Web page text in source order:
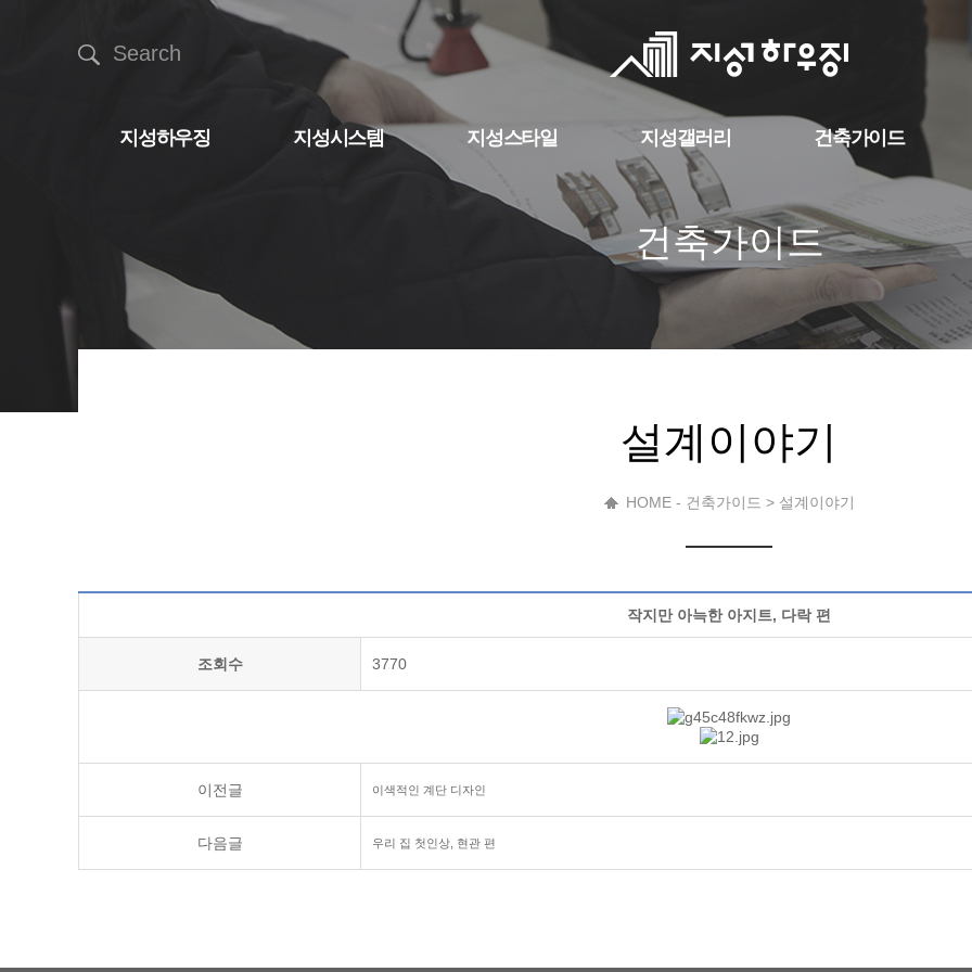
Search
지성하우징 지성시스템 지성스타일 지성갤러리 건축가이드
건축가이드
설계이야기
HOME - 건축가이드 > 설계이야기
작지만 아늑한 아지트, 다락 편
조회수 3770
이전글 이색적인 계단 디자인
다음글 우리 집 첫인상, 현관 편